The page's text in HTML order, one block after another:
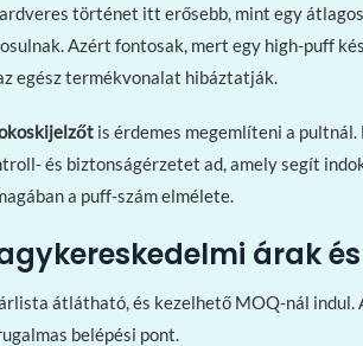
történet itt erősebb, mint egy
Azért fontosak, mert egy high-puff
egész termékvonalat hibáztatják.
is érdemes megemlíteni a
és biztonságérzetet ad, amely segít
a puff-szám elmélete.
árak
átlátható, és kezelhető MOQ-nál indul.
belépési pont.